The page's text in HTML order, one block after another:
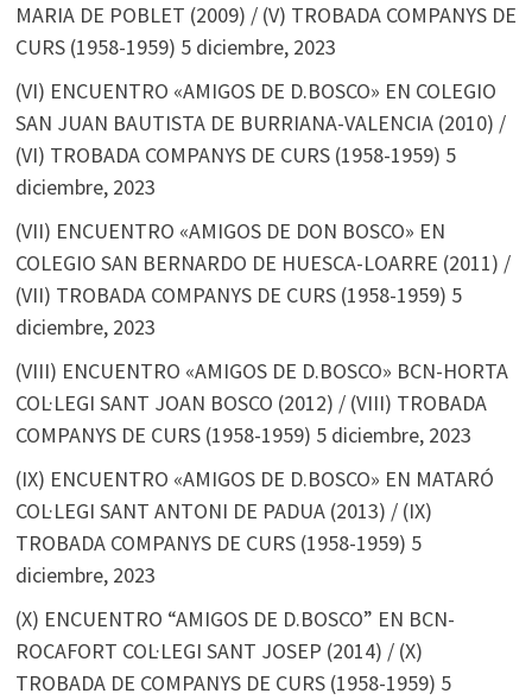
MARIA DE POBLET (2009) / (V) TROBADA COMPANYS DE
CURS (1958-1959) 5 diciembre, 2023
(VI) ENCUENTRO «AMIGOS DE D.BOSCO» EN COLEGIO
SAN JUAN BAUTISTA DE BURRIANA-VALENCIA (2010) /
(VI) TROBADA COMPANYS DE CURS (1958-1959) 5
diciembre, 2023
(VII) ENCUENTRO «AMIGOS DE DON BOSCO» EN
COLEGIO SAN BERNARDO DE HUESCA-LOARRE (2011) /
(VII) TROBADA COMPANYS DE CURS (1958-1959) 5
diciembre, 2023
(VIII) ENCUENTRO «AMIGOS DE D.BOSCO» BCN-HORTA
COL·LEGI SANT JOAN BOSCO (2012) / (VIII) TROBADA
COMPANYS DE CURS (1958-1959) 5 diciembre, 2023
(IX) ENCUENTRO «AMIGOS DE D.BOSCO» EN MATARÓ
COL·LEGI SANT ANTONI DE PADUA (2013) / (IX)
TROBADA COMPANYS DE CURS (1958-1959) 5
diciembre, 2023
(X) ENCUENTRO “AMIGOS DE D.BOSCO” EN BCN-
ROCAFORT COL·LEGI SANT JOSEP (2014) / (X)
TROBADA DE COMPANYS DE CURS (1958-1959) 5